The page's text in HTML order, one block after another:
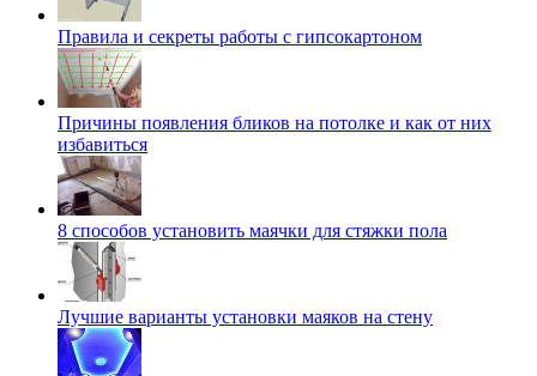
Правила и секреты работы с гипсокартоном
Причины появления бликов на потолке и как от них
избавиться
8 способов установить маячки для стяжки пола
Лучшие варианты установки маяков на стену